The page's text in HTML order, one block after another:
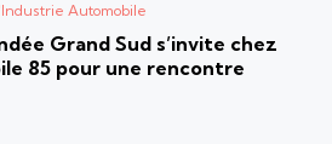
Automobile
Grand Sud s’invite chez
85 pour une rencontre